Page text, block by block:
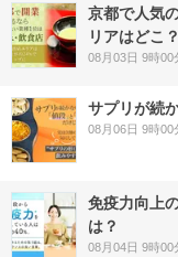
京都で人気
リアはどこ？
08月03日 9時00
サプリが続
08月06日 9時00
免疫力向上
は？
08月04日 9時00